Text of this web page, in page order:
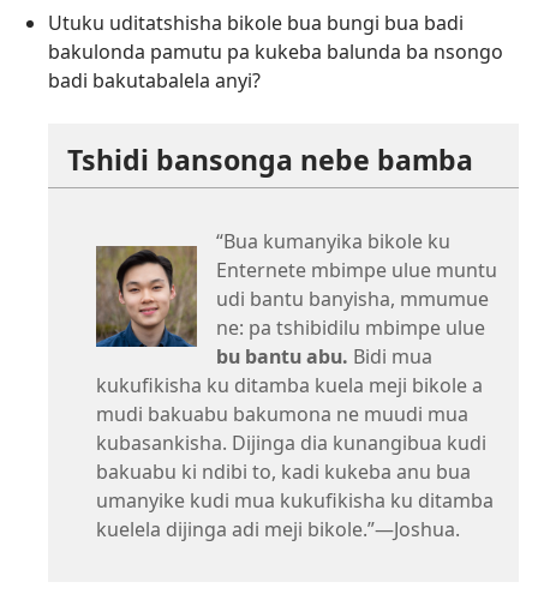
Utuku uditatshisha bikole bua bungi bua badi
bakulonda pamutu pa kukeba balunda ba nsongo
badi bakutabalela anyi?
Tshidi bansonga nebe bamba
“Bua kumanyika bikole ku
Enternete mbimpe ulue muntu
udi bantu banyisha, mmumue
ne: pa tshibidilu mbimpe ulue
bu bantu abu. Bidi mua
kukufikisha ku ditamba kuela meji bikole a
mudi bakuabu bakumona ne muudi mua
kubasankisha. Dijinga dia kunangibua kudi
bakuabu ki ndibi to, kadi kukeba anu bua
umanyike kudi mua kukufikisha ku ditamba
kuelela dijinga adi meji bikole.”​—Joshua.